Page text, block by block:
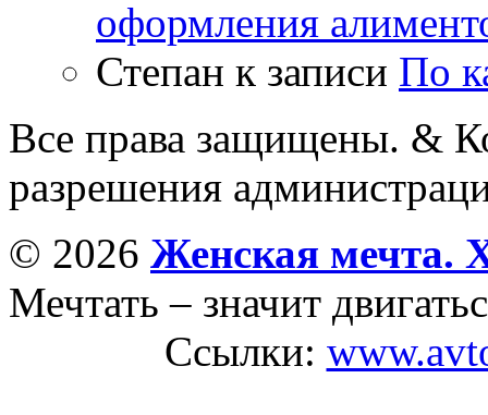
оформления
Степан к записи По
Все права защищены. &
разрешения
© 2026 Женская мечта.
Мечтать – значит
Ссылки: